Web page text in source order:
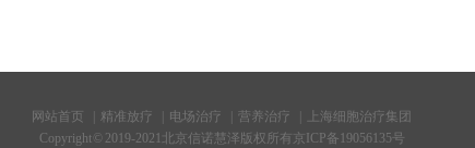
网站首页 精准放疗 电场治疗 营养治疗
上海细胞治疗集团
Copyright © 2019-2021北京信诺慧泽版权所有京ICP备19056135号